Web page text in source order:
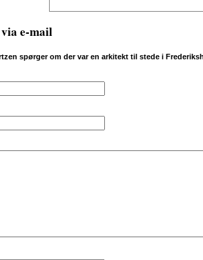
e-mail
spørger om der var en arkitekt til stede i